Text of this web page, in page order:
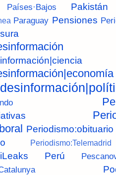
Países·Bajos Pakistán
Paraguay Pensiones
Periodismo:obituario
Periodismo:Telemadrid
Perú